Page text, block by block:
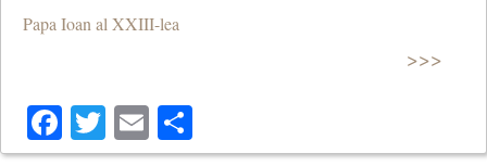
Papa Ioan al XXIII-lea
>>>
Facebook
Twitter
Email